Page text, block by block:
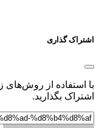
اشتراک گذاری
با استفاده از روش‌های
اشتراک بگذارید.